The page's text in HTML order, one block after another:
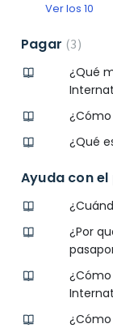
Ver los 10
Pagar 3
¿Qué
¿Qué
Ayuda con
¿Por